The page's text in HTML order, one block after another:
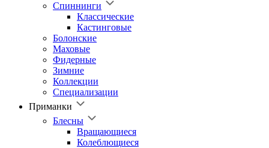
Спиннинги
Классические
Кастинговые
Болонские
Маховые
Фидерные
Зимние
Коллекции
Специализации
Приманки
Блесны
Вращающиеся
Колеблющиеся